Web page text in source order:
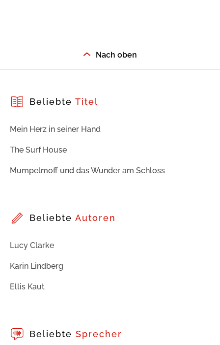
Nach oben
Beliebte Titel
Mein Herz in seiner Hand
The Surf House
Mumpelmoff und das Wunder am Schloss
Beliebte Autoren
Lucy Clarke
Karin Lindberg
Ellis Kaut
Beliebte Sprecher